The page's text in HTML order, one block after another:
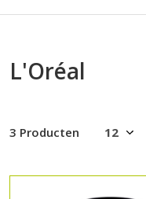
L'Oréal
3 Producten